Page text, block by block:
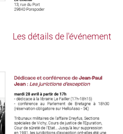
Les détails de l'événement